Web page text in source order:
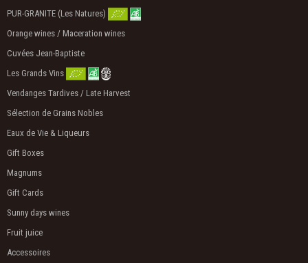
PUR-GRANITE (Les Natures)
Orange wines / Maceration wines
Cuvées Jean-Baptiste
Les Grands Vins
Vendanges Tardives / Late Harvest
Sélection de Grains Nobles
Eaux de Vie & Liqueurs
Gift Boxes
Magnums
Gift Cards
Sunny days wines
Fruit juice
Accessoires